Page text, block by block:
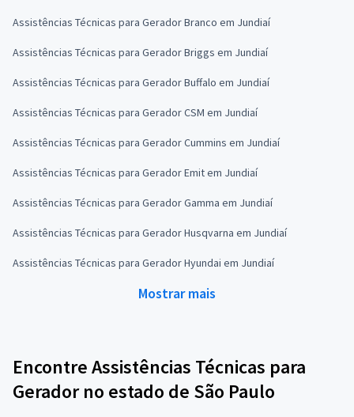
Assistências Técnicas para Gerador Branco em Jundiaí
Assistências Técnicas para Gerador Briggs em Jundiaí
Assistências Técnicas para Gerador Buffalo em Jundiaí
Assistências Técnicas para Gerador CSM em Jundiaí
Assistências Técnicas para Gerador Cummins em Jundiaí
Assistências Técnicas para Gerador Emit em Jundiaí
Assistências Técnicas para Gerador Gamma em Jundiaí
Assistências Técnicas para Gerador Husqvarna em Jundiaí
Assistências Técnicas para Gerador Hyundai em Jundiaí
Mostrar mais
Encontre Assistências Técnicas para
Gerador no estado de São Paulo